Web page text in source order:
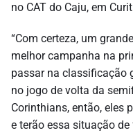
no CAT do Caju, em
“Com certeza, um
melhor campanha na
passar na classificação
no jogo de volta da
Corinthians, então, eles
e terão essa situação